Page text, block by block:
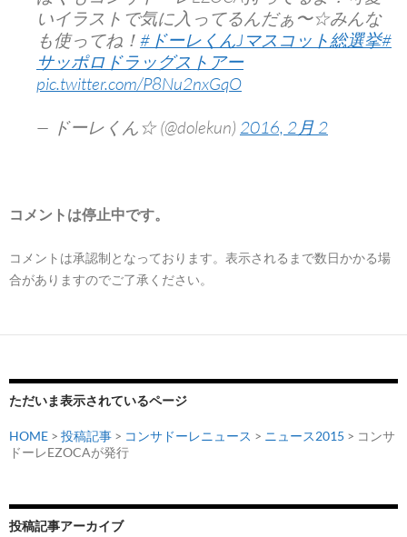
いイラストで気に入ってるんだぁ〜☆みんな
も使ってね！ #ドーレくんJマスコット総選挙#
サッポロドラッグストアー
pic.twitter.com/P8Nu2nxGqO
— ドーレくん☆ (@dolekun) 2016, 2月 2
コメントは停止中です。
コメントは承認制となっております。表示されるまで数日かかる場
合がありますのでご了承ください。
ただいま表示されているページ
HOME > 投稿記事 > コンサドーレニュース > ニュース2015 > コンサ
ドーレEZOCAが発行
投稿記事アーカイブ